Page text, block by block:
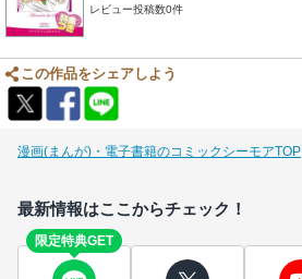
レビュー投稿数0件
この作品をシェアしよう
漫画(まんが)・電子書籍のコミックシーモアTOP
最新情報はここからチェック！
限定特典GET